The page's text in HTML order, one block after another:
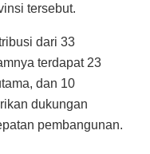
tersebut.
dari 33
terdapat 23
dan 10
dukungan
pembangunan.